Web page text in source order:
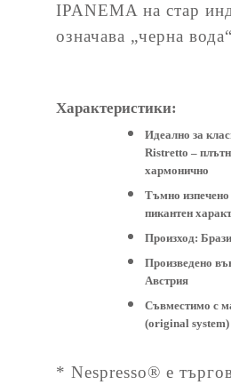
IPANEMA на стар
означава „черна
Характеристики:
Идеално за
Ristretto –
хармонично
Тъмно изпечено
пикантен
Произход:
Произведено
Австрия
Съвместимо с
(original system)
* Nespresso® е